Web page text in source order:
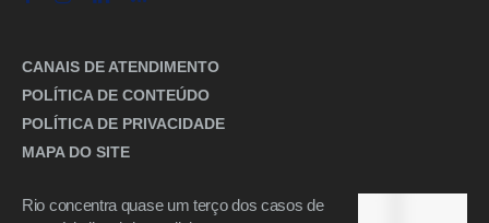
CANAIS DE ATENDIMENTO
POLÍTICA DE CONTEÚDO
POLÍTICA DE PRIVACIDADE
MAPA DO SITE
Rio concentra quase um terço dos casos de